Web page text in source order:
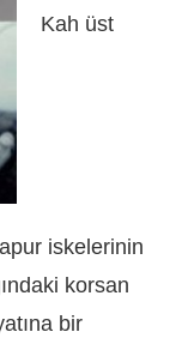
Kah üst
iskelerinin
korsan
bir